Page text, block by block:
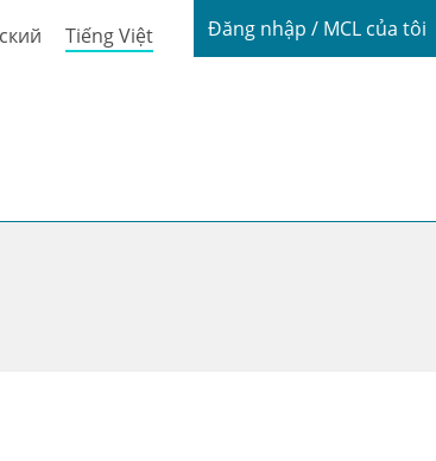
Tiếng Việt Login / My
Đăng nhập / MCL của tôi